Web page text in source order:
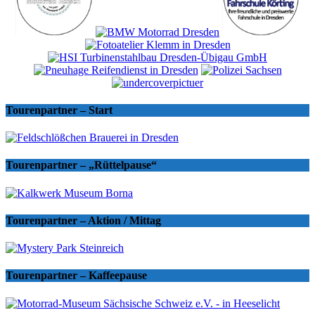
Tourenpartner – Start
Tourenpartner – „Rüttelpause“
Tourenpartner – Aktion / Mittag
Tourenpartner – Kaffeepause